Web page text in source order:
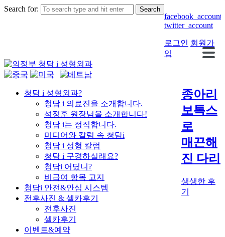
Search for:
facebook_account
twitter_account
로그인 회원가
입
청담 i 성형외과?
청담 i 의료진을 소개합니다.
석정훈 원장님을 소개합니다!
청담 i는 정직합니다.
미디어와 칼럼 속 청담i
청담 i 성형 칼럼
청담 i 구경하실래요?
청담i 어딨니?
비급여 항목 고지
청담i 안전&안심 시스템
전후사진 & 셀카후기
전후사진
셀카후기
이벤트&예약
종아리
보톡스
로
매끈해
진 다리
생생한 후
기